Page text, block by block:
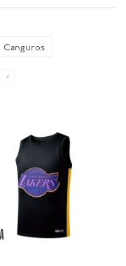
Canguros